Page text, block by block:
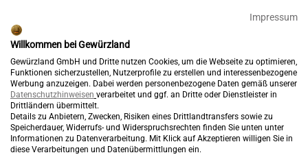
99904

Menü
Impressum
Willkommen bei Gewürzland
Gewürzland GmbH und Dritte nutzen Cookies, um die Webseite zu optimieren,
Funktionen sicherzustellen, Nutzerprofile zu erstellen und interessenbezogene
Werbung anzuzeigen. Dabei werden personenbezogene Daten gemäß unserer
Datenschutzhinweisen verarbeitet und ggf. an Dritte oder Dienstleister in
Drittländern übermittelt.
Details zu Anbietern, Zwecken, Risiken eines Drittlandtransfers sowie zu
Speicherdauer, Widerrufs- und Widerspruchsrechten finden Sie unten unter
Informationen zu Datenverarbeitung. Mit Klick auf Akzeptieren willigen Sie in
diese Verarbeitungen und Datenübermittlungen ein.